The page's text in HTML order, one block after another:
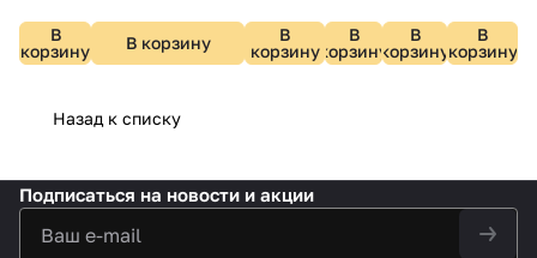
В
корзину
В корзину
В
корзину
В
корзину
В
корзину
В
корзину
Назад к списку
Подписаться на новости и акции